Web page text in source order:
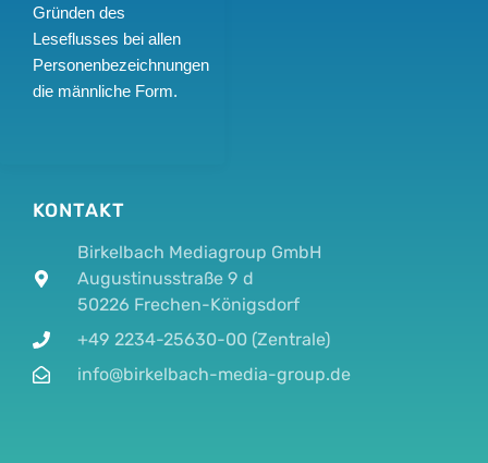
KONTAKT
Birkelbach Mediagroup GmbH
Augustinusstraße 9 d
50226 Frechen-Königsdorf
+49 2234-25630-00 (Zentrale)
info@birkelbach-media-group.de
Gründen des
Leseflusses bei allen
Personenbezeichnungen
die männliche Form.